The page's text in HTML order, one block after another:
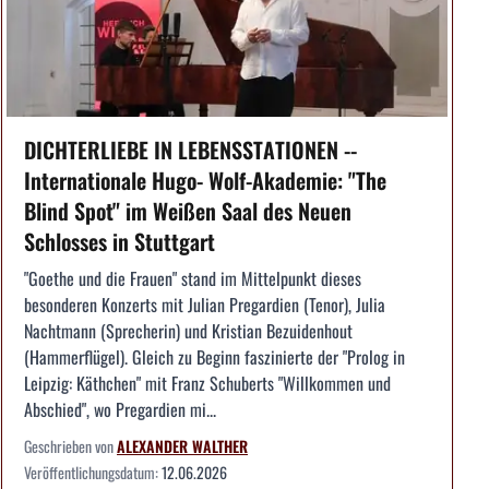
DICHTERLIEBE IN LEBENSSTATIONEN --
Internationale Hugo- Wolf-Akademie: "The
Blind Spot" im Weißen Saal des Neuen
Schlosses in Stuttgart
"Goethe und die Frauen" stand im Mittelpunkt dieses
besonderen Konzerts mit Julian Pregardien (Tenor), Julia
Nachtmann (Sprecherin) und Kristian Bezuidenhout
(Hammerflügel). Gleich zu Beginn faszinierte der "Prolog in
Leipzig: Käthchen" mit Franz Schuberts "Willkommen und
Abschied", wo Pregardien mi...
Geschrieben vonALEXANDER WALTHER
Veröffentlichungsdatum:12.06.2026